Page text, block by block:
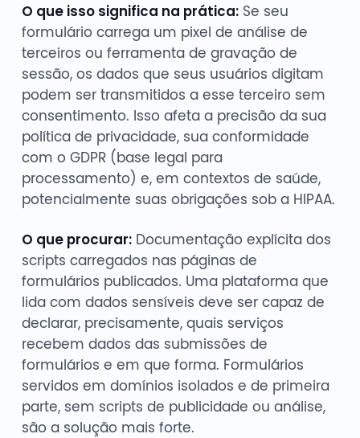
O que isso significa na prática:Se seu
formulário carrega um pixel de análise de
terceiros ou ferramenta de gravação de
sessão, os dados que seus usuários digitam
podem ser transmitidos a esse terceiro sem
consentimento. Isso afeta a precisão da sua
política de privacidade, sua conformidade
com o GDPR (base legal para
processamento) e, em contextos de saúde,
potencialmente suas obrigações sob a HIPAA.
O que procurar:Documentação explícita dos
scripts carregados nas páginas de
formulários publicados. Uma plataforma que
lida com dados sensíveis deve ser capaz de
declarar, precisamente, quais serviços
recebem dados das submissões de
formulários e em que forma. Formulários
servidos em domínios isolados e de primeira
parte, sem scripts de publicidade ou análise,
são a solução mais forte.